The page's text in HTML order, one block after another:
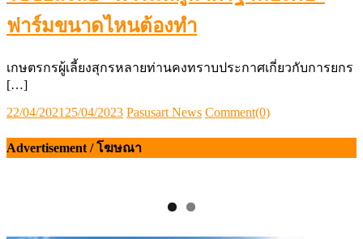
ฟาร์มขนาดไหนต้องทำ
เกษตรกรผู้เลี้ยงสุกรหลายท่านคงทราบประกาศเกี่ยวกับการยกร
[…]
Posted
22/04/2021 25/04/2023 Author
Pasusart News Comment(0)
Advertisement / โฆษณา